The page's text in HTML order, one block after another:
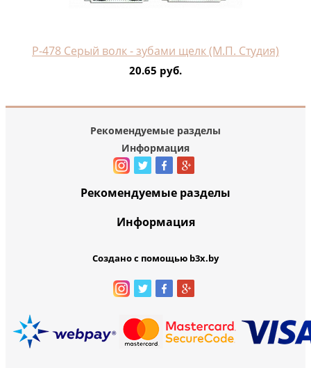
Р-478 Серый волк - зубами щелк (М.П. Студия)
20.65 руб.
Рекомендуемые разделы
Информация
Рекомендуемые разделы
Информация
Создано с помощью b3x.by